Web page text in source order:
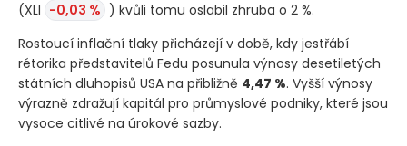
(XLI -0,03 % ) kvůli tomu oslabil zhruba o 2 %.
Rostoucí inflační tlaky přicházejí v době, kdy jestřábí
rétorika představitelů Fedu posunula výnosy desetiletých
státních dluhopisů USA na přibližně 4,47 %. Vyšší výnosy
výrazně zdražují kapitál pro průmyslové podniky, které jsou
vysoce citlivé na úrokové sazby.